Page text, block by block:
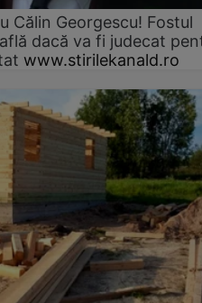
Călin Georgescu! Fostul
dacă va fi judecat
www.stirilekanald.ro